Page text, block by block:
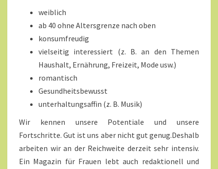
weiblich
ab 40 ohne Altersgrenze nach oben
konsumfreudig
vielseitig interessiert (z. B. an den Themen
Haushalt, Ernährung, Freizeit, Mode usw.)
romantisch
Gesundheitsbewusst
unterhaltungsaffin (z. B. Musik)
Wir kennen unsere Potentiale und unsere
Fortschritte. Gut ist uns aber nicht gut genug.Deshalb
arbeiten wir an der Reichweite derzeit sehr intensiv.
Ein Magazin für Frauen lebt auch redaktionell und